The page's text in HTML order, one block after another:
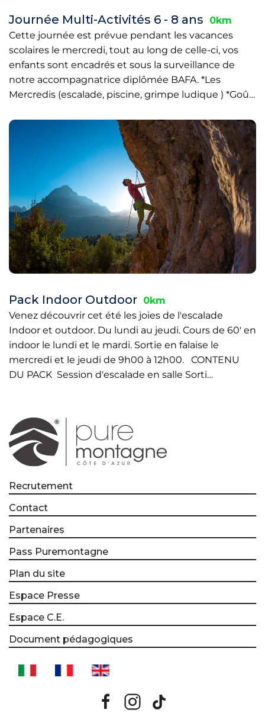
Journée Multi-Activités 6 - 8 ans
0km
Cette journée est prévue pendant les vacances
scolaires le mercredi, tout au long de celle-ci, vos
enfants sont encadrés et sous la surveillance de
notre accompagnatrice diplômée BAFA. *Les
Mercredis (escalade, piscine, grimpe ludique ) *Goû…
Pack Indoor Outdoor 0km
Venez découvrir cet été les joies de l'escalade
Indoor et outdoor. Du lundi au jeudi. Cours de 60' en
indoor le lundi et le mardi. Sortie en falaise le
mercredi et le jeudi de 9h00 à 12h00. CONTENU
DU PACK Session d'escalade en salle Sorti…
Recrutement
Contact
Partenaires
Pass Puremontagne
Plan du site
Espace Presse
Espace C.E.
Document pédagogiques